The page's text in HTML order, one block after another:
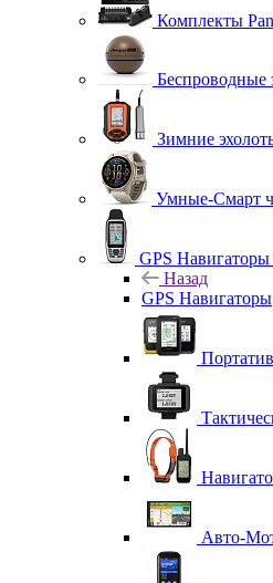
Комплекты
Беспроводные
Зимние
Умные-Смарт
GPS Навигаторы
Назад
GPS Навигаторы
Авто-